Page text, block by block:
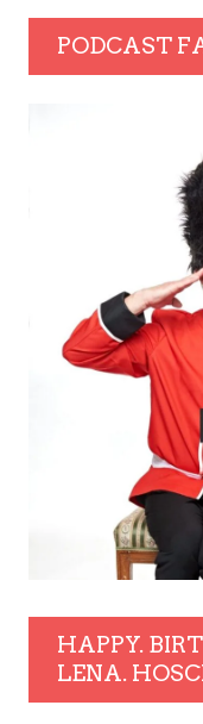
PODCAST
HAPPY.
LENA.